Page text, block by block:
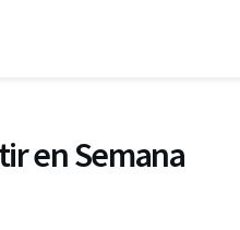
en Semana